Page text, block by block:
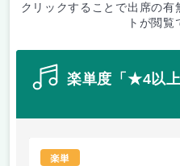
クリックすることで出席の
トが閲覧
楽単度「★4以
楽単